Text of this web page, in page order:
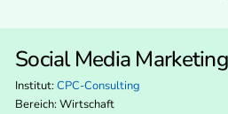
Social Media
Institut: CPC-Consulting
Bereich: Wirtschaft